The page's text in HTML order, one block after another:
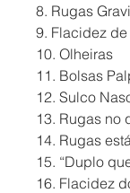
8. Rugas
9. Flacidez
10. Olheiras
11. Bolsas
12. Sulco
13. Rugas no
14. Rugas
15. “Duplo
16. Flacidez